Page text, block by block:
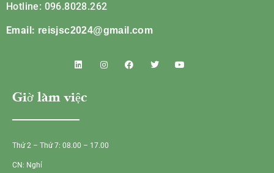
Hotline: 096.8028.262
Email: reisjsc2024@gmail.com
Giờ làm việc
Thứ 2 – Thứ 7: 08.00 – 17.00
CN: Nghỉ